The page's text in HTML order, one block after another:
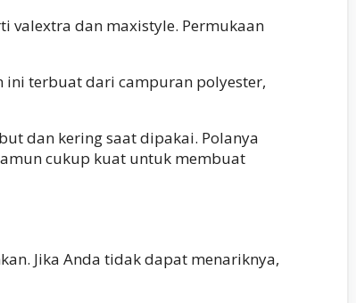
valextra dan maxistyle. Permukaan
ini terbuat dari campuran polyester,
dan kering saat dipakai. Polanya
cukup kuat untuk membuat
Jika Anda tidak dapat menariknya,